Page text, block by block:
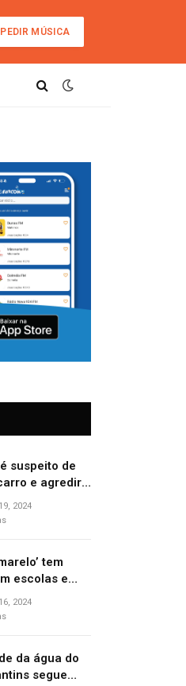
PEDIR MÚSICA
suspeito de
e agredir
aposentado
no
2024
tem
escolas e
prevenir
no trânsito
2024
da água do
segue